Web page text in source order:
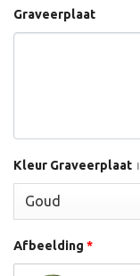
Graveerplaat
Kleur Graveerplaat
Afbeelding *